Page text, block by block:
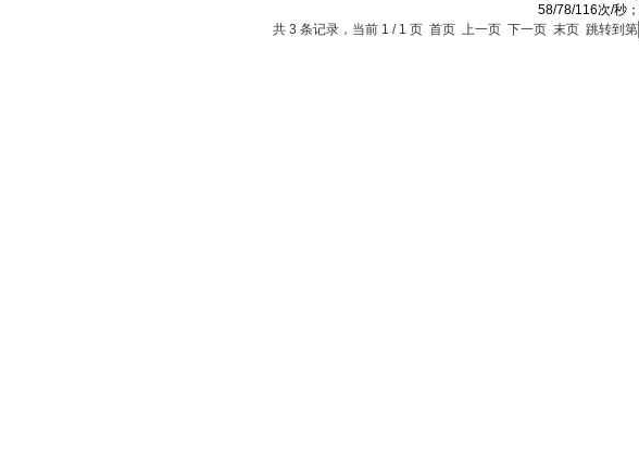
共 3 条记录，当前 1 / 1 页 首页 上一页 下一页 末页 跳转到第